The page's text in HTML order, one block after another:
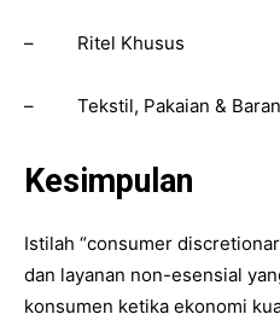
– Ritel Khusus
– Tekstil, Pakaian &
Kesimpulan
Istilah “consumer
dan layanan non-esensial
konsumen ketika ekonomi